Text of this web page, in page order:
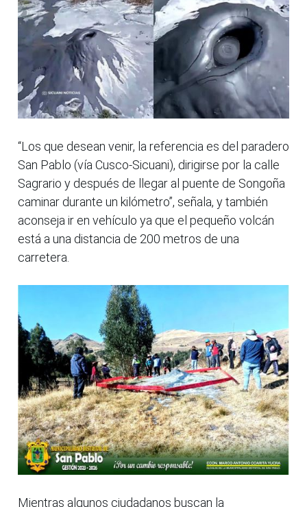
“Los que desean venir, la referencia es del paradero
San Pablo (vía Cusco-Sicuani), dirigirse por la calle
Sagrario y después de llegar al puente de Songoña
caminar durante un kilómetro”, señala, y también
aconseja ir en vehículo ya que el pequeño volcán
está a una distancia de 200 metros de una
carretera.
Mientras algunos ciudadanos buscan la